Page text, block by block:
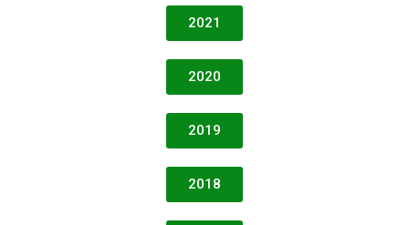
2021
2020
2019
2018